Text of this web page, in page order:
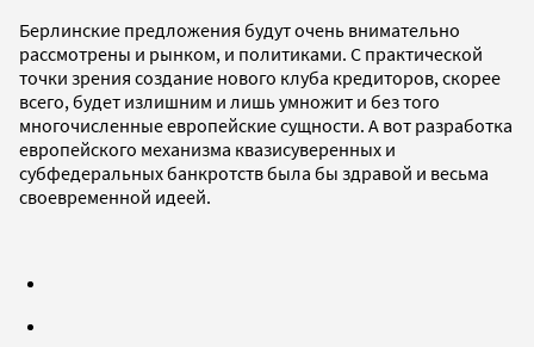
Берлинские предложения будут очень внимательно
рассмотрены и рынком, и политиками. С практической
точки зрения создание нового клуба кредиторов, скорее
всего, будет излишним и лишь умножит и без того
многочисленные европейские сущности. А вот разработка
европейского механизма квазисуверенных и
субфедеральных банкротств была бы здравой и весьма
своевременной идеей.